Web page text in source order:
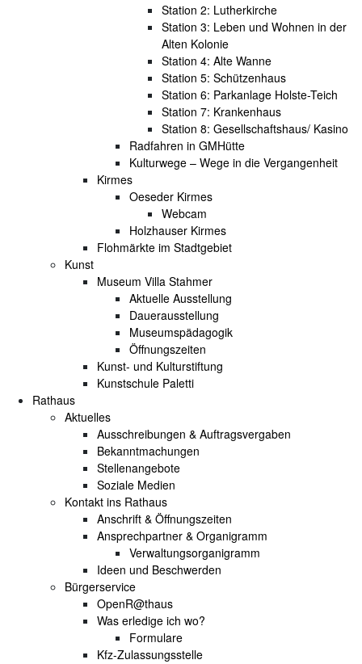
Station 2: Lutherkirche
Station 3: Leben und Wohnen in der
Alten Kolonie
Station 4: Alte Wanne
Station 5: Schützenhaus
Station 6: Parkanlage Holste-Teich
Station 7: Krankenhaus
Station 8: Gesellschaftshaus/ Kasino
Radfahren in GMHütte
Kulturwege – Wege in die Vergangenheit
Kirmes
Oeseder Kirmes
Webcam
Holzhauser Kirmes
Flohmärkte im Stadtgebiet
Kunst
Museum Villa Stahmer
Aktuelle Ausstellung
Dauerausstellung
Museumspädagogik
Öffnungszeiten
Kunst- und Kulturstiftung
Kunstschule Paletti
Rathaus
Aktuelles
Ausschreibungen & Auftragsvergaben
Bekanntmachungen
Stellenangebote
Soziale Medien
Kontakt ins Rathaus
Anschrift & Öffnungszeiten
Ansprechpartner & Organigramm
Verwaltungsorganigramm
Ideen und Beschwerden
Bürgerservice
OpenR@thaus
Was erledige ich wo?
Formulare
Kfz-Zulassungsstelle